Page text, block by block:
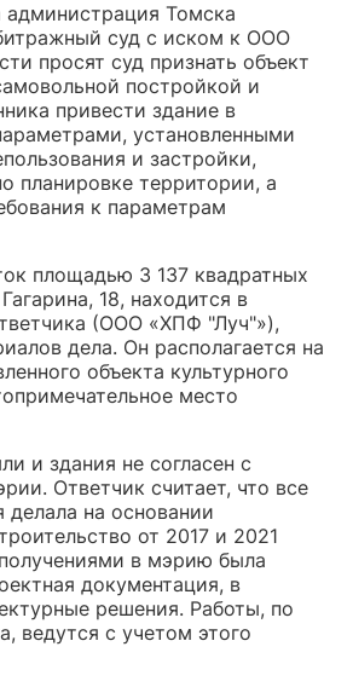
Томска
суд с иском к ООО
просят суд признать объект
постройкой и
привести здание в
установленными
и застройки,
планировке территории, а
к параметрам
площадью 3 137 квадратных
18, находится в
(ООО «ХПФ "Луч"»),
дела. Он располагается на
объекта культурного
место
и здания не согласен с
Ответчик считает, что все
на основании
от 2017 и 2021
в мэрию была
документация, в
решения. Работы, по
ведутся с учетом этого